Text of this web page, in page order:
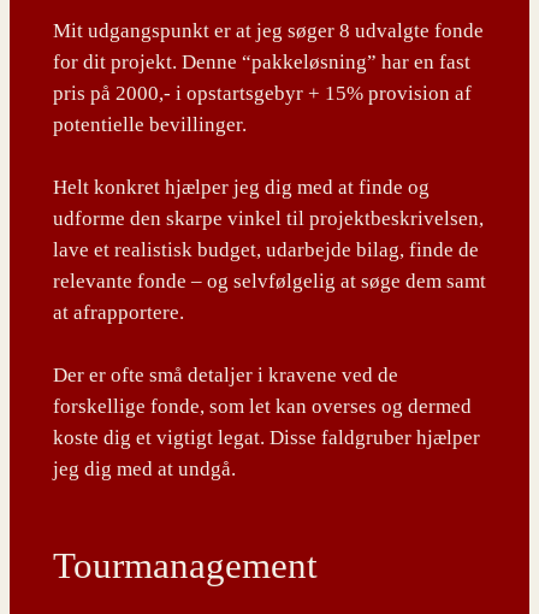
Mit udgangspunkt er at jeg søger 8 udvalgte fonde
for dit projekt. Denne “pakkeløsning” har en fast
pris på 2000,- i opstartsgebyr + 15% provision af
potentielle bevillinger.
Helt konkret hjælper jeg dig med at finde og
udforme den skarpe vinkel til projektbeskrivelsen,
lave et realistisk budget, udarbejde bilag, finde de
relevante fonde – og selvfølgelig at søge dem samt
at afrapportere.
Der er ofte små detaljer i kravene ved de
forskellige fonde, som let kan overses og dermed
koste dig et vigtigt legat. Disse faldgruber hjælper
jeg dig med at undgå.
Tourmanagement